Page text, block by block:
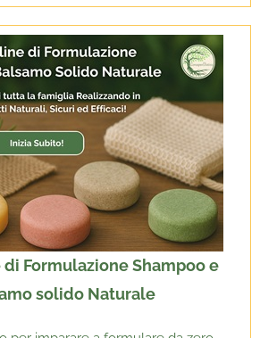
Formulazione Shampoo e
solido Naturale